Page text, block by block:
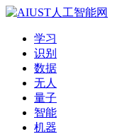
学习
识别
数据
无人
量子
智能
机器